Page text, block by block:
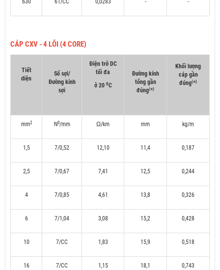
630 61/CC 0,0283 - -
CÁP CXV - 4 LÕI (4 CORE)
Tiết
diện
Số sợi/
Đường kính
sợi
Điện trở DC
tối đa
ở 20 0C
Đường kính
tổng gần
đúng(*)
Khối lượng
cáp gần
đúng(*)
mm2 N0/mm Ω/km mm kg/m
1,5 7/0,52 12,10 11,4 0,187
2,5 7/0,67 7,41 12,5 0,244
4 7/0,85 4,61 13,8 0,326
6 7/1,04 3,08 15,2 0,428
10 7/CC 1,83 15,9 0,518
16 7/CC 1,15 18,1 0,743